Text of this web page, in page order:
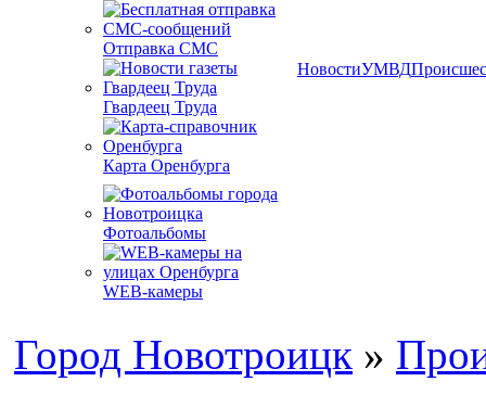
Отправка СМС
Гвардеец Труда
Карта Оренбурга
Фотоальбомы
WEB-камеры
НовостиУМВД
Город Новотроицк »